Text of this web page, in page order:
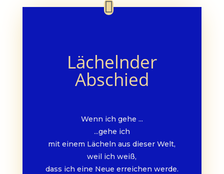
Lächelnder
Abschied
Wenn ich gehe ...
...gehe ich
mit einem Lächeln aus dieser Welt,
weil ich weiß,
dass ich eine Neue erreichen werde.